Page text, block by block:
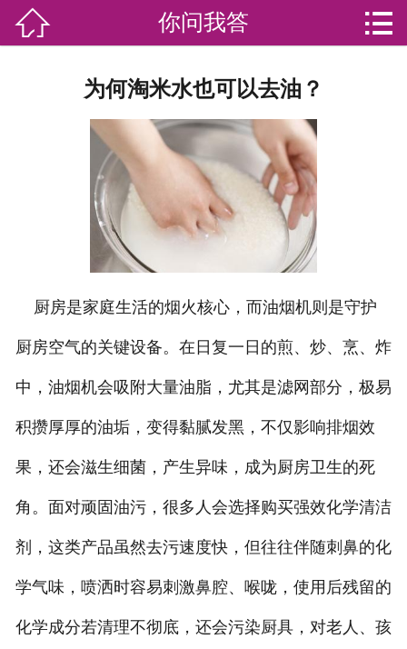
加盟苏家联
荣誉资质
家政资讯
你问我答
关于我们
联系我们
 你问我答 
为何淘米水也可以去油？
厨房是家庭生活的烟火核心，而油烟机则是守护
厨房空气的关键设备。在日复一日的煎、炒、烹、炸
中，油烟机会吸附大量油脂，尤其是滤网部分，极易
积攒厚厚的油垢，变得黏腻发黑，不仅影响排烟效
果，还会滋生细菌，产生异味，成为厨房卫生的死
角。面对顽固油污，很多人会选择购买强效化学清洁
剂，这类产品虽然去污速度快，但往往伴随刺鼻的化
学气味，喷洒时容易刺激鼻腔、喉咙，使用后残留的
化学成分若清理不彻底，还会污染厨具，对老人、孩